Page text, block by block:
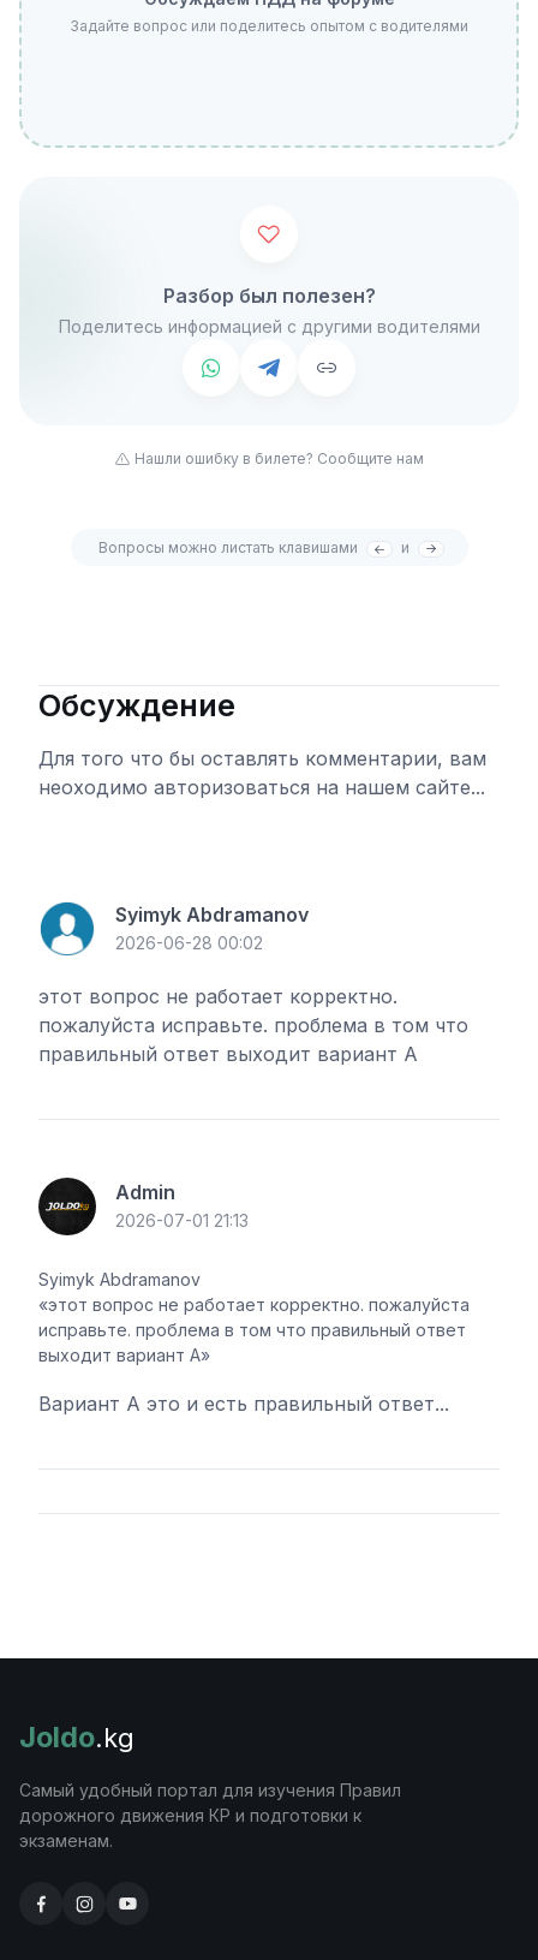
Задайте вопрос или поделитесь опытом с водителями
Разбор был полезен?
Поделитесь информацией с другими водителями
Нашли ошибку в билете? Сообщите нам
Вопросы можно листать клавишами и
Обсуждение
Для того что бы оставлять комментарии, вам
неоходимо авторизоваться на нашем сайте...
Syimyk Abdramanov
2026-06-28 00:02
этот вопрос не работает корректно.
пожалуйста исправьте. проблема в том что
правильный ответ выходит вариант А
Admin
2026-07-01 21:13
Syimyk Abdramanov
этот вопрос не работает корректно. пожалуйста
исправьте. проблема в том что правильный ответ
выходит вариант А
Вариант А это и есть правильный ответ...
Joldo.kg
Самый удобный портал для изучения Правил
дорожного движения КР и подготовки к
экзаменам.